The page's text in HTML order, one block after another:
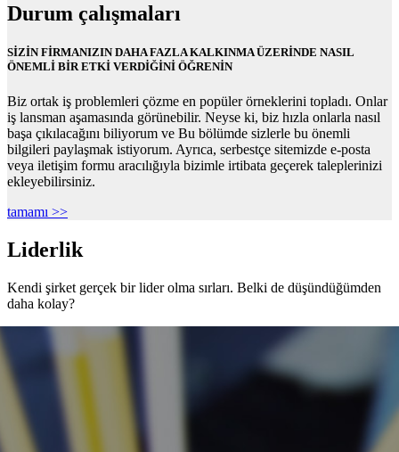
Durum çalışmaları
SİZİN FİRMANIZIN DAHA FAZLA KALKINMA ÜZERİNDE NASIL
ÖNEMLİ BİR ETKİ VERDİĞİNİ ÖĞRENİN
Biz ortak iş problemleri çözme en popüler örneklerini topladı. Onlar
iş lansman aşamasında görünebilir. Neyse ki, biz hızla onlarla nasıl
başa çıkılacağını biliyorum ve Bu bölümde sizlerle bu önemli
bilgileri paylaşmak istiyorum. Ayrıca, serbestçe sitemizde e-posta
veya iletişim formu aracılığıyla bizimle irtibata geçerek taleplerinizi
ekleyebilirsiniz.
tamamı >>
Liderlik
Kendi şirket gerçek bir lider olma sırları. Belki de düşündüğümden
daha kolay?